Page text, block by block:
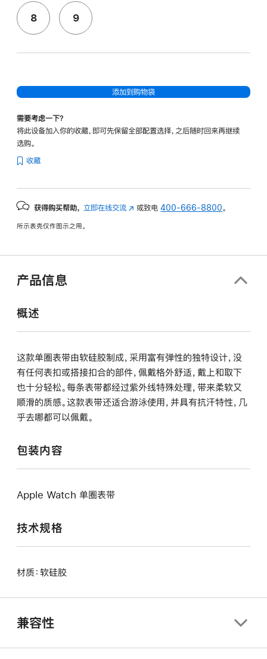
8 9
添加到购物袋
需要考虑一下？
将此设备加入你的收藏，即可先保留全部配置选择，之后随时回来再继续
选购。
收藏
获得购买帮助， 立即在线交流 (在
中
或致电400-666-8800 。
所示表壳仅作图示之用。
产品信息
概述
这款单圈表带由软硅胶制成，采用富有弹性的独特设计，没
有任何表扣或搭接扣合的部件，佩戴格外舒适，戴上和取下
也十分轻松。每条表带都经过紫外线特殊处理，带来柔软又
顺滑的质感。这款表带还适合游泳使用，并具有抗汗特性，几
乎去哪都可以佩戴。
包装内容
Apple Watch 单圈表带
技术规格
材质：软硅胶
兼容性